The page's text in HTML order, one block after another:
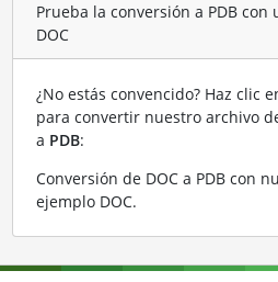
Prueba la conversión a PDB
DOC
¿No estás convencido? Haz clic
para convertir nuestro archivo
a PDB:
Conversión de DOC a PDB con
ejemplo DOC.